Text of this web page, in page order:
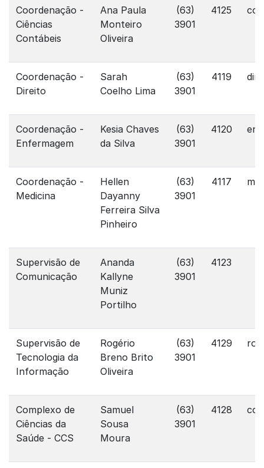
Coordenação -
Ciências
Contábeis
Ana Paula
Monteiro
Oliveira
(63)
3901
4125
Coordenação -
Direito
Sarah
Coelho Lima
(63)
3901
4119
Coordenação -
Enfermagem
Kesia Chaves
da Silva
(63)
3901
4120
Coordenação -
Medicina
Hellen
Dayanny
Ferreira Silva
Pinheiro
(63)
3901
4117
Supervisão de
Comunicação
Ananda
Kallyne
Muniz
Portilho
(63)
3901
4123
Supervisão de
Tecnologia da
Informação
Rogério
Breno Brito
Oliveira
(63)
3901
4129
Complexo de
Ciências da
Saúde - CCS
Samuel
Sousa
Moura
(63)
3901
4128